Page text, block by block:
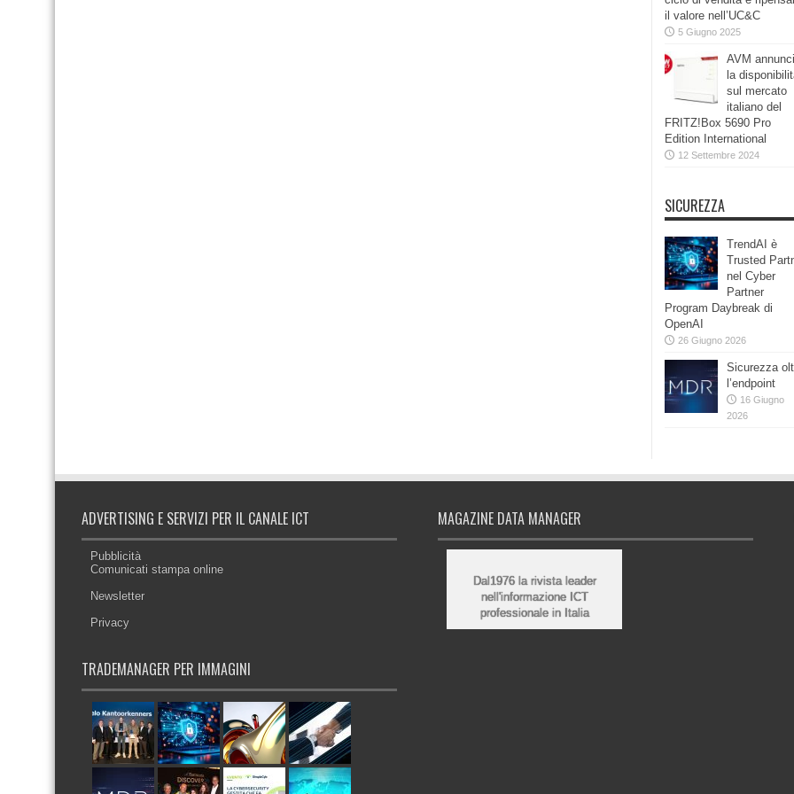
il valore nell’UC&C
5 Giugno 2025
AVM
la
sul mercato
italiano del
FRITZ!Box 5690 Pro
Edition International
12 Settembre 2024
SICUREZZA
TrendAI è
Trusted
nel Cyber
Partner
Program Daybreak di
OpenAI
26 Giugno 2026
Sicurezza
l’endpoint
16 Giugno
2026
ADVERTISING E SERVIZI PER IL CANALE ICT
Pubblicità
Comunicati stampa online
Newsletter
Privacy
TRADEMANAGER PER IMMAGINI
MAGAZINE DATA MANAGER
Dal1976 la rivista leader
nell'informazione ICT
professionale in Italia